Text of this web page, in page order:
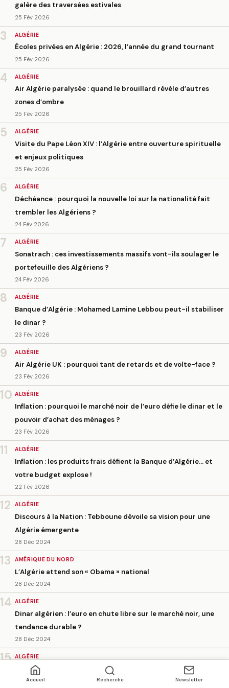
galère des traversées estivales
25 Fév 2026
3 ALGÉRIE
Écoles privées en Algérie : 2026, l’année du grand tournant
25 Fév 2026
4 ALGÉRIE
Air Algérie paralysée : quand le brouillard révèle d’autres
zones d’ombre
25 Fév 2026
5 ALGÉRIE
Visite du Pape Léon XIV : l’Algérie entre ouverture spirituelle
et enjeux politiques
25 Fév 2026
6 ALGÉRIE
Déchéance : pourquoi la nouvelle loi sur la nationalité fait
trembler les Algériens ?
24 Fév 2026
7 ALGÉRIE
Sonatrach : ces investissements massifs vont-ils soulager le
portefeuille des Algériens ?
24 Fév 2026
8 ALGÉRIE
Banque d’Algérie : Mohamed Lamine Lebbou peut-il stabiliser
le dinar ?
23 Fév 2026
9 ALGÉRIE
Air Algérie UK : pourquoi tant de retards et de volte-face ?
23 Fév 2026
10 ALGÉRIE
Inflation : pourquoi le marché noir de l’euro défie le dinar et le
pouvoir d’achat des ménages ?
23 Fév 2026
11 ALGÉRIE
Inflation : les produits frais défient la Banque d’Algérie… et
votre budget explose !
22 Fév 2026
12 ALGÉRIE
Discours à la Nation : Tebboune dévoile sa vision pour une
Algérie émergente
28 Déc 2024
13 AMÉRIQUE DU NORD
L’Algérie attend son « Obama » national
28 Déc 2024
14 ALGÉRIE
Dinar algérien : l’euro en chute libre sur le marché noir, une
tendance durable ?
28 Déc 2024
15 ALGÉRIE
Tebboune promet une Algérie plus forte : Réformes locales,
emploi et défis sociaux au cœur de la stratégie
Accueil Recherche Newsletter